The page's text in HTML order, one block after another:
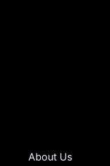
About Us